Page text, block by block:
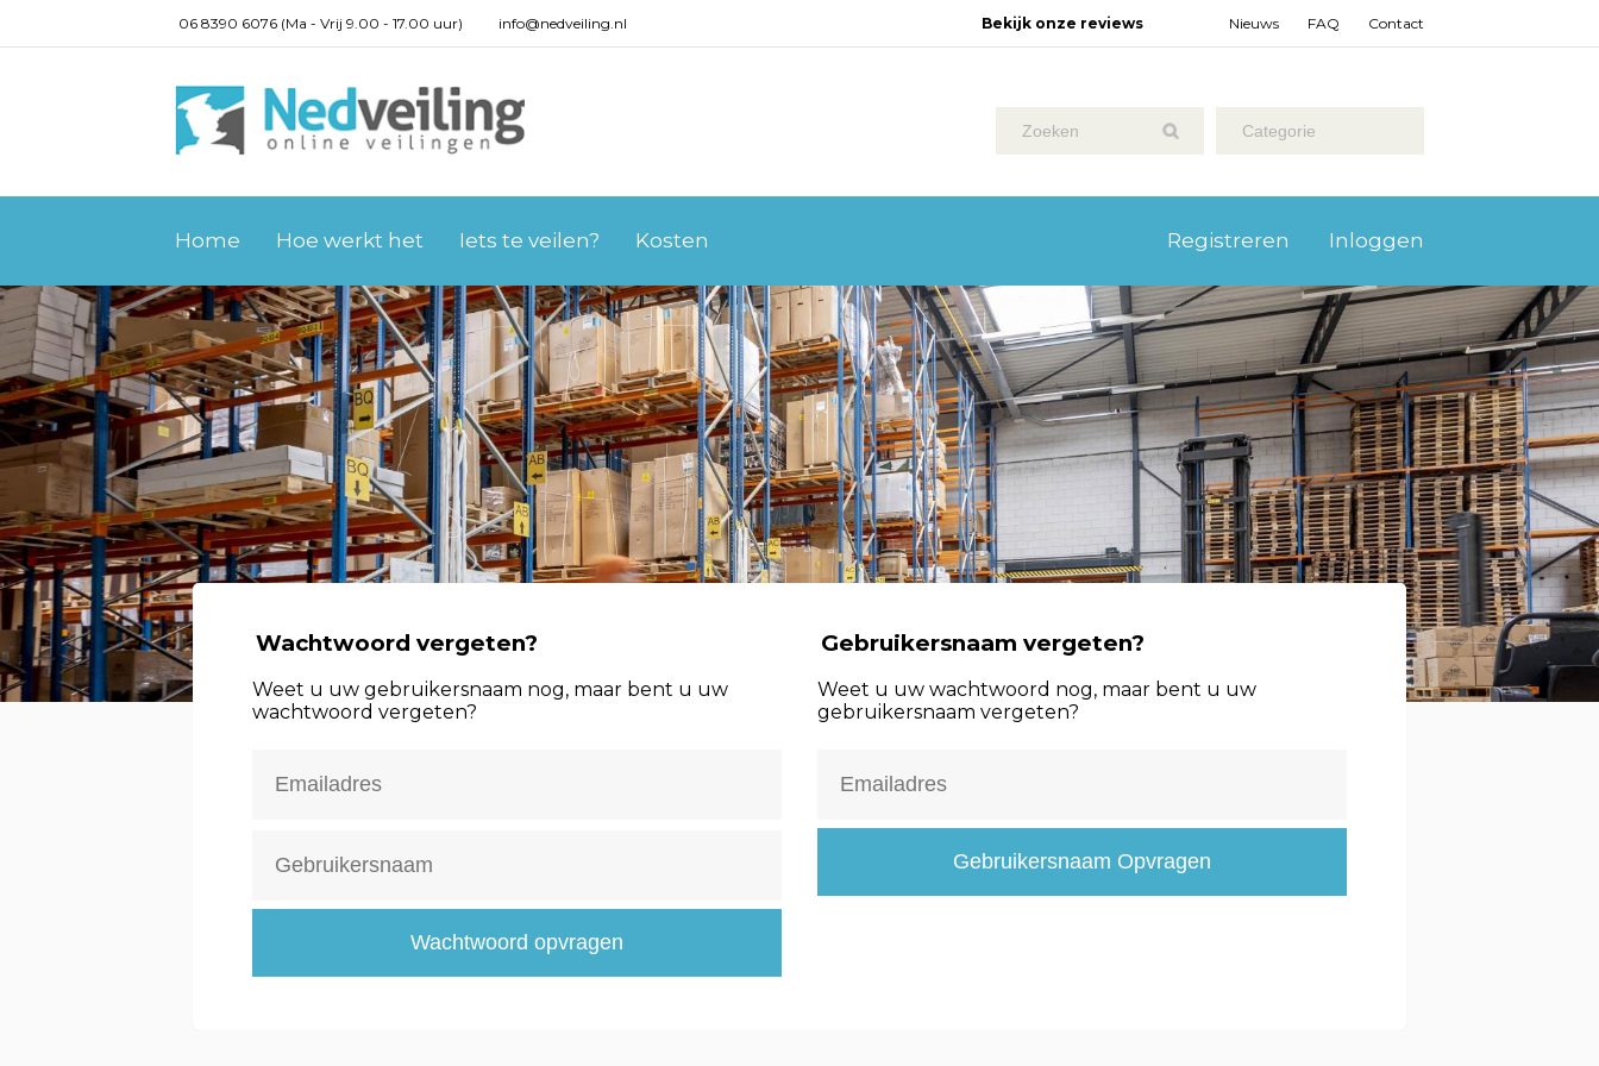
06 8390 6076 (Ma - Vrij 9.00 - 17.00 uur) info@nedveiling.nl Contact
FAQ
Nieuws
Bekijk onze reviews
Categorie
Home Hoe werkt het Iets te veilen? Kosten Inloggen
Registreren
Wachtwoord vergeten?
Weet u uw gebruikersnaam nog, maar bent u uw
wachtwoord vergeten?
Gebruikersnaam vergeten?
Weet u uw wachtwoord nog, maar bent u uw
gebruikersnaam vergeten?